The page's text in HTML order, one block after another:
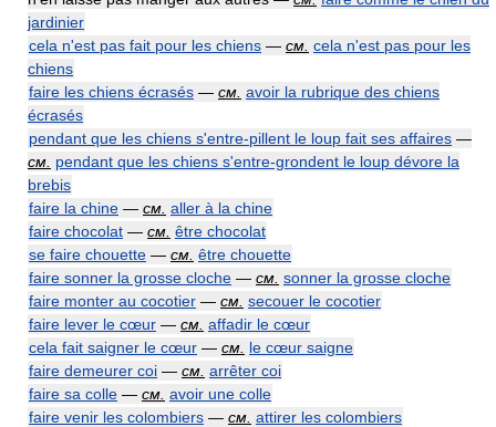
jardinier
cela n'est pas fait pour les chiens — см. cela n'est pas pour les
chiens
faire les chiens écrasés — см. avoir la rubrique des chiens
écrasés
pendant que les chiens s'entre-pillent le loup fait ses affaires —
см. pendant que les chiens s'entre-grondent le loup dévore la
brebis
faire la chine — см. aller à la chine
faire chocolat — см. être chocolat
se faire chouette — см. être chouette
faire sonner la grosse cloche — см. sonner la grosse cloche
faire monter au cocotier — см. secouer le cocotier
faire lever le cœur — см. affadir le cœur
cela fait saigner le cœur — см. le cœur saigne
faire demeurer coi — см. arrêter coi
faire sa colle — см. avoir une colle
faire venir les colombiers — см. attirer les colombiers